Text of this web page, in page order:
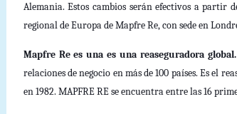
Alemania. Estos cambios serán efectivos a partir
regional de Europa de Mapfre Re, con sede en
Mapfre Rees una es una reaseguradora global.
relaciones de negocio en más de 100 países. Es el
en 1982. MAPFRE RE se encuentra entre las 16